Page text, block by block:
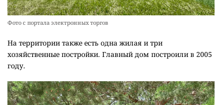
Фото с портала электронных торгов
На территории также есть одна жилая и три
хозяйственные постройки. Главный дом построили в 2005
году.